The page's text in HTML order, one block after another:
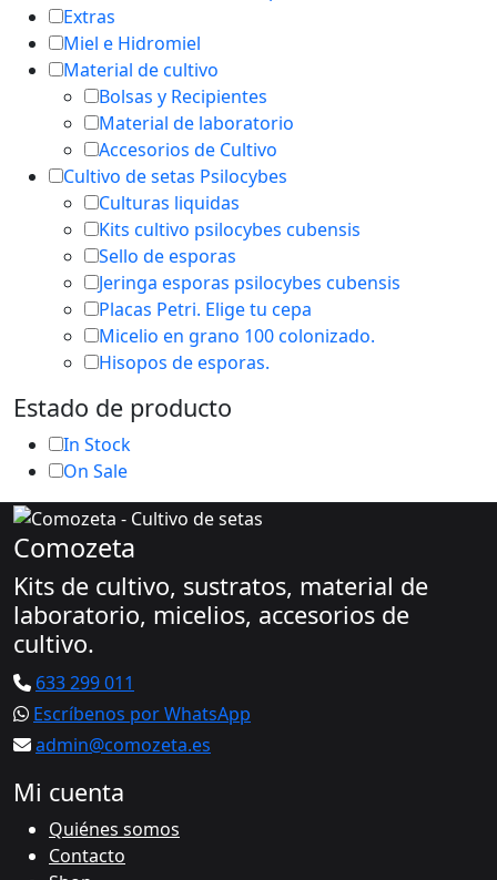
Extras
Miel e Hidromiel
Material de cultivo
Bolsas y Recipientes
Material de laboratorio
Accesorios de Cultivo
Cultivo de setas Psilocybes
Culturas liquidas
Kits cultivo psilocybes cubensis
Sello de esporas
Jeringa esporas psilocybes cubensis
Placas Petri. Elige tu cepa
Micelio en grano 100 colonizado.
Hisopos de esporas.
Estado de producto
In Stock
On Sale
Comozeta
Kits de cultivo, sustratos, material de
laboratorio, micelios, accesorios de
cultivo.
633 299 011
Escríbenos por WhatsApp
admin@comozeta.es
Mi cuenta
Quiénes somos
Contacto